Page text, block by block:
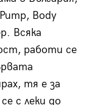
Body
Всяка
работи се
тя е за
с леки до